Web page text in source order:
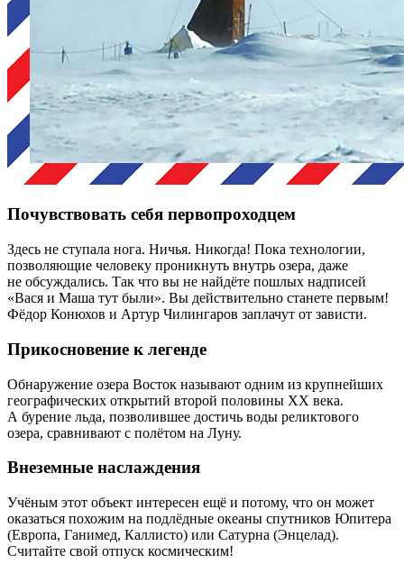
Почувствовать себя первопроходцем
Здесь не ступала нога. Ничья. Никогда! Пока технологии,
позволяющие человеку проникнуть внутрь озера, даже
не обсуждались. Так что вы не найдёте пошлых надписей
«Вася и Маша тут были». Вы ­действительно станете первым!
Фёдор Конюхов и Артур Чилингаров заплачут от зависти.
Прикосновение к легенде
Обнаружение озера Восток называют одним из крупнейших
географических открытий второй половины XX века.
А бурение льда, позволившее достичь воды реликтового
озера, сравнивают с полётом на Луну.
Внеземные наслаждения
Учёным этот объект интересен ещё и потому, что он может
оказаться похожим на подлёдные океаны спутников Юпитера
(Европа, Ганимед, Каллисто) или Сатурна (Энцелад).
Считайте свой отпуск космическим!